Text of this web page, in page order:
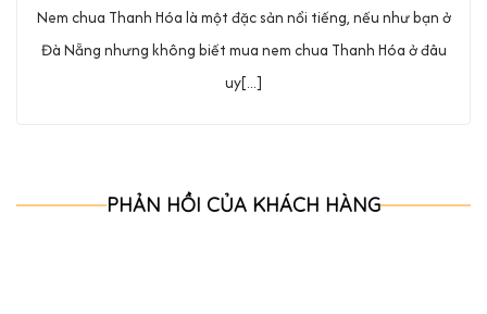
Nem chua Thanh Hóa là một đặc sản nổi tiếng, nếu như bạn ở
Đà Nẵng nhưng không biết mua nem chua Thanh Hóa ở đâu
uy[...]
PHẢN HỒI CỦA KHÁCH HÀNG